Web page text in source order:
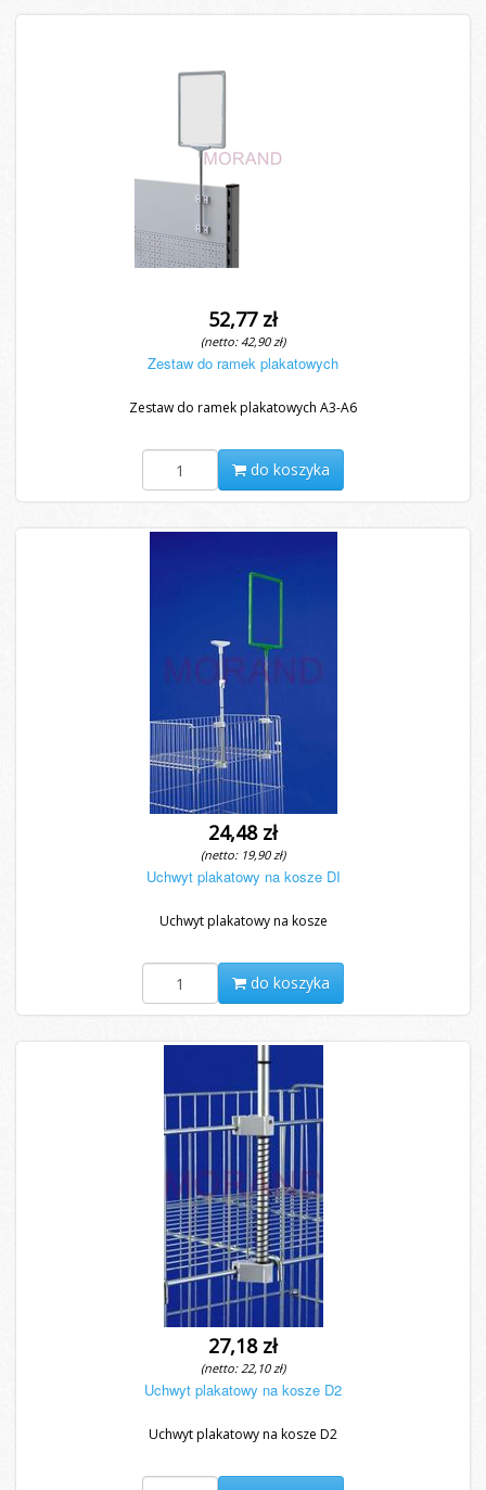
52,77 zł
(netto: 42,90 zł)
Zestaw do ramek plakatowych
Zestaw do ramek plakatowych A3-A6
do koszyka
24,48 zł
(netto: 19,90 zł)
Uchwyt plakatowy na kosze DI
Uchwyt plakatowy na kosze
do koszyka
27,18 zł
(netto: 22,10 zł)
Uchwyt plakatowy na kosze D2
Uchwyt plakatowy na kosze D2